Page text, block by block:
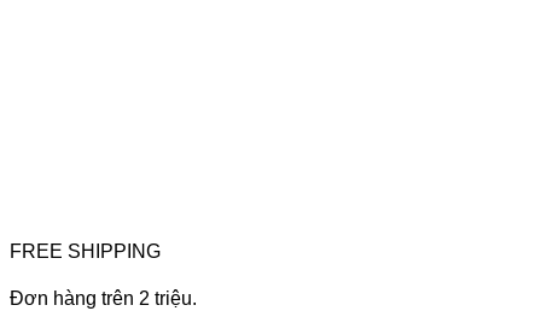
FREE SHIPPING
Đơn hàng trên 2 triệu.